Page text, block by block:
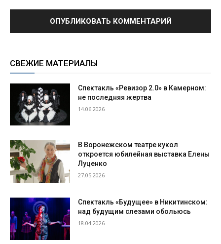
СВЕЖИЕ МАТЕРИАЛЫ
Спектакль «Ревизор 2.0» в Камерном:
не последняя жертва
14.06.2026
В Воронежском театре кукол
откроется юбилейная выставка Елены
Луценко
27.05.2026
Спектакль «Будущее» в Никитинском:
над будущим слезами обольюсь
18.04.2026